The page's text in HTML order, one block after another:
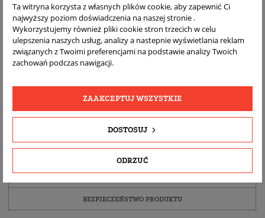
DARMOWA
BEZPŁATNY
SZCZEGÓŁY PRODUKTU
BEZPIECZEŃSTWO PRODUKTU
Ta witryna korzysta z własnych plików cookie, aby zapewnić Ci
najwyższy poziom doświadczenia na naszej stronie .
Wykorzystujemy również pliki cookie stron trzecich w celu
ulepszenia naszych usług, analizy a nastepnie wyświetlania reklam
związanych z Twoimi preferencjami na podstawie analizy Twoich
zachowań podczas nawigacji.
ODRZUĆ
DOSTOSUJ
ZAAKCEPTUJ WSZYSTKIE